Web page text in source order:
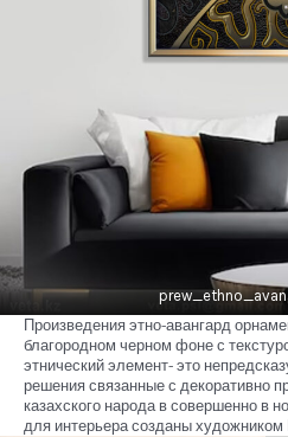
Произведения этно-авангард
благородном черном фоне с
этнический элемент- это
решения связанные с декоративно
казахского народа в совершенно в
для интерьера созданы художником